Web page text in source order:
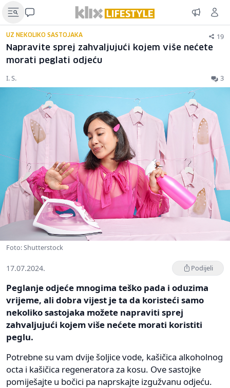
UZ NEKOLIKO SASTOJAKA 19
Napravite sprej zahvaljujući kojem više nećete
morati peglati odjeću
I. S. 3
Foto: Shutterstock
17.07.2024. Podijeli
Peglanje odjeće mnogima teško pada i oduzima
vrijeme, ali dobra vijest je ta da koristeći samo
nekoliko sastojaka možete napraviti sprej
zahvaljujući kojem više nećete morati koristiti
peglu.
Potrebne su vam dvije šoljice vode, kašičica alkoholnog
octa i kašičica regeneratora za kosu. Ove sastojke
pomiješajte u bočici pa naprskajte izgužvanu odjeću.